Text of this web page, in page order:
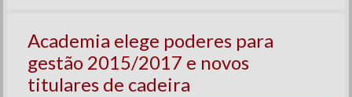
Academia elege poderes para
gestão 2015/2017 e novos
titulares de cadeira